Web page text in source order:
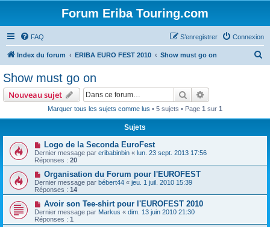
Forum Eriba Touring.com
FAQ Connexion
S’enregistrer
Index du forum ERIBA EURO FEST 2010 Show must go on
Show must go on
Nouveau sujet Rechercher
Marquer tous les sujets comme lus • 5 sujets • Page 1 sur 1
Sujets
Logo de la Seconda EuroFest
Dernier message par eribabinbin « lun. 23 sept. 2013 17:56
Réponses : 20
Organisation du Forum pour l'EUROFEST
Dernier message par bébert44 « jeu. 1 juil. 2010 15:39
Réponses : 14
Avoir son Tee-shirt pour l'EUROFEST 2010
Dernier message par Markus « dim. 13 juin 2010 21:30
Réponses : 1